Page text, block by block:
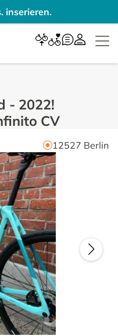
inserieren.
- 2022!
CV
12527 Berlin